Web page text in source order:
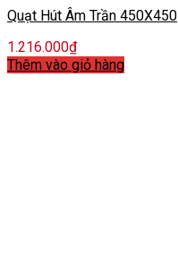
Quạt Hút Âm Trần 450X450
1.216.000₫
Thêm vào giỏ hàng